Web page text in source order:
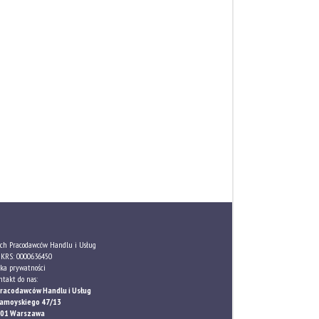
Pracodawców Handlu i Usług
0000636450
prywatności
do nas:
Handlu i Usług
47/13
Warszawa